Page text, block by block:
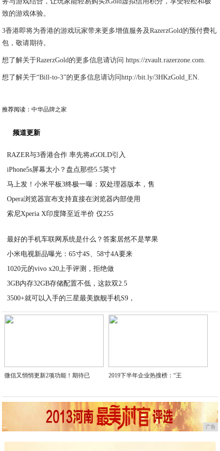
致的游戏体验。
3香港即将为香港的游戏玩家带来更多增值服务及RazerzGold的预付费礼
包，敬请期待。
想了解关于RazerzGold的更多信息请访问 https://zvault.razerzone.com.
想了解关于“Bill-to-3”的更多信息请访问http://bit.ly/3HKzGold_EN.
推荐阅读：中华品牌之家
频道更新
RAZER与3香港合作 率先将zGOLD引入
iPhone5s屏幕太小？盘点那些5.5英寸
马上发！小米平板3终极一曝：双处理器版本，售
Opera浏览器宣布支持直接在浏览器内部使用
索尼Xperia X印度降至近半价 仅255
最好的手机车联网系统是什么？答案居然不是苹果
小米电视新品曝光：65寸4S、58寸4A要来
1020元的vivo x20上手评测，拒绝做
3GB内存32GB存储配置不低，这款双2.5
3500+就可以入手的三星最美旗舰手机S9，
2021-03-04
微信又悄悄更新2项功能！期待已 2019下半年企业热搜榜：“王
广告